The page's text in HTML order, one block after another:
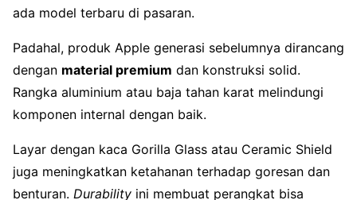
ada model terbaru di pasaran.
Padahal, produk Apple generasi sebelumnya dirancang
dengan material premium dan konstruksi solid.
Rangka aluminium atau baja tahan karat melindungi
komponen internal dengan baik.
Layar dengan kaca Gorilla Glass atau Ceramic Shield
juga meningkatkan ketahanan terhadap goresan dan
benturan. Durability ini membuat perangkat bisa